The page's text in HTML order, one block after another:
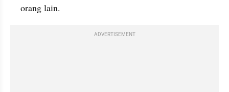
orang lain.
ADVERTISEMENT